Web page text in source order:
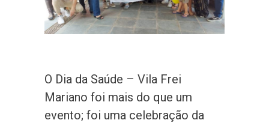
O Dia da Saúde – Vila Frei
Mariano foi mais do que um
evento; foi uma celebração da